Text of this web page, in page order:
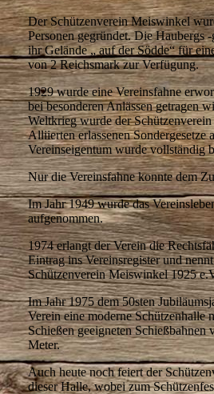
Der Schützenverein Meiswinkel
Personen gegründet. Die Haubergs
ihr Gelände „ auf der Södde“ für
von 2 Reichsmark zur Verfügung.
1929 wurde eine Vereinsfahne
bei besonderen Anlässen getragen
Weltkrieg wurde der
Alliierten erlassenen Sondergesetze
Vereinseigentum wurde vollständig
Nur die Vereinsfahne konnte dem
Im Jahr 1949 wurde das
aufgenommen.
1974 erlangt der Verein die
Eintrag ins Vereinsregister und
Schützenverein Meiswinkel 1925
Im Jahr 1975 dem 50sten
Verein eine moderne Schützenhalle
Schießen geeigneten Schießbahnen
Meter.
Auch heute noch feiert der
dieser Halle, wobei zum